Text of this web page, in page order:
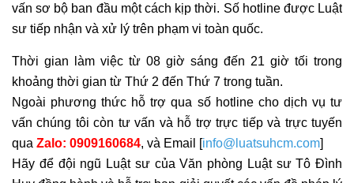
vấn sơ bộ ban đầu một cách kịp thời. Số hotline được Luật
sư tiếp nhận và xử lý trên phạm vi toàn quốc.
Thời gian làm việc từ 08 giờ sáng đến 21 giờ tối trong
khoảng thời gian từ Thứ 2 đến Thứ 7 trong tuần.
Ngoài phương thức hỗ trợ qua số hotline cho dịch vụ tư
vấn chúng tôi còn tư vấn và hỗ trợ trực tiếp và trực tuyến
qua Zalo: 0909160684, và Email [info@luatsuhcm.com]
Hãy để đội ngũ Luật sư của Văn phòng Luật sư Tô Đình